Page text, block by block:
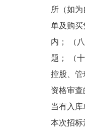
所（如
单及购
内； （
题； （
控股、
资格审
当有入
本次招